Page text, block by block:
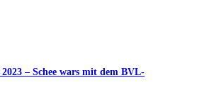
– Schee wars mit dem BVL-